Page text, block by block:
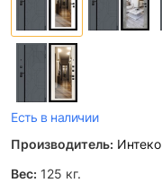
Есть в наличии
Производитель: Интеко
Вес: 125 кг.